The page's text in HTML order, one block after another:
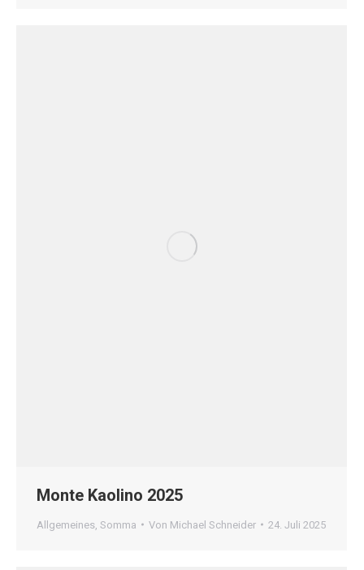
Monte Kaolino 2025
Allgemeines Somma Von Michael Schneider 24. Juli 2025